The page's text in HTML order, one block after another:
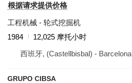
根据请求提供价格
工程机械 - 轮式挖掘机
1984
12,025 摩托小时
西班牙, (Castellbisbal) - Barcelona
GRUPO CIBSA